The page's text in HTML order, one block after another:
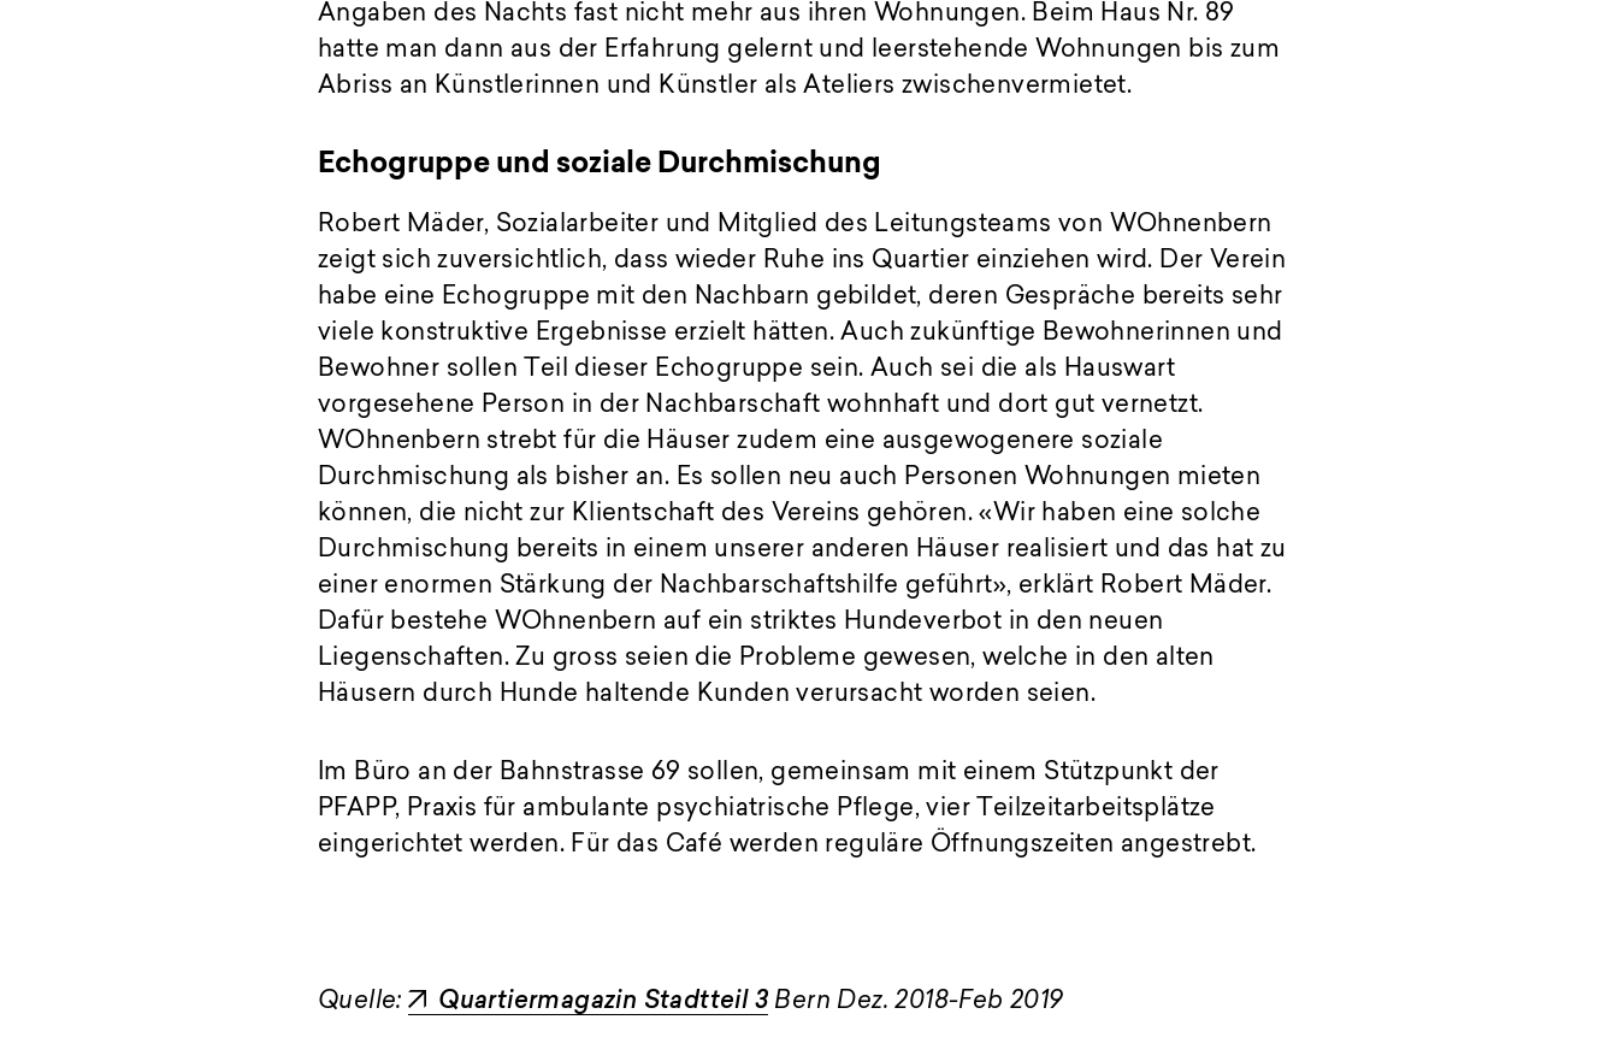
Angaben des Nachts fast nicht mehr aus ihren Wohnungen. Beim Haus Nr. 89
hatte man dann aus der Erfahrung gelernt und leerstehende Wohnungen bis zum
Abriss an Künstlerinnen und Künstler als Ateliers zwischenvermietet.
Echogruppe und soziale Durchmischung
Robert Mäder, Sozialarbeiter und Mitglied des Leitungsteams von WOhnenbern
zeigt sich zuversichtlich, dass wieder Ruhe ins Quartier einziehen wird. Der Verein
habe eine Echogruppe mit den Nachbarn gebildet, deren Gespräche bereits sehr
viele konstruktive Ergebnisse erzielt hätten. Auch zukünftige Bewohnerinnen und
Bewohner sollen Teil dieser Echogruppe sein. Auch sei die als Hauswart
vorgesehene Person in der Nachbarschaft wohnhaft und dort gut vernetzt.
WOhnenbern strebt für die Häuser zudem eine ausgewogenere soziale
Durchmischung als bisher an. Es sollen neu auch Personen Wohnungen mieten
können, die nicht zur Klientschaft des Vereins gehören. «Wir haben eine solche
Durchmischung bereits in einem unserer anderen Häuser realisiert und das hat zu
einer enormen Stärkung der Nachbarschaftshilfe geführt», erklärt Robert Mäder.
Dafür bestehe WOhnenbern auf ein striktes Hundeverbot in den neuen
Liegenschaften. Zu gross seien die Probleme gewesen, welche in den alten
Häusern durch Hunde haltende Kunden verursacht worden seien.
Im Büro an der Bahnstrasse 69 sollen, gemeinsam mit einem Stützpunkt der
PFAPP, Praxis für ambulante psychiatrische Pflege, vier Teilzeitarbeitsplätze
eingerichtet werden. Für das Café werden reguläre Öffnungszeiten angestrebt.
Quelle: Quartiermagazin Stadtteil 3 Bern Dez. 2018-Feb 2019